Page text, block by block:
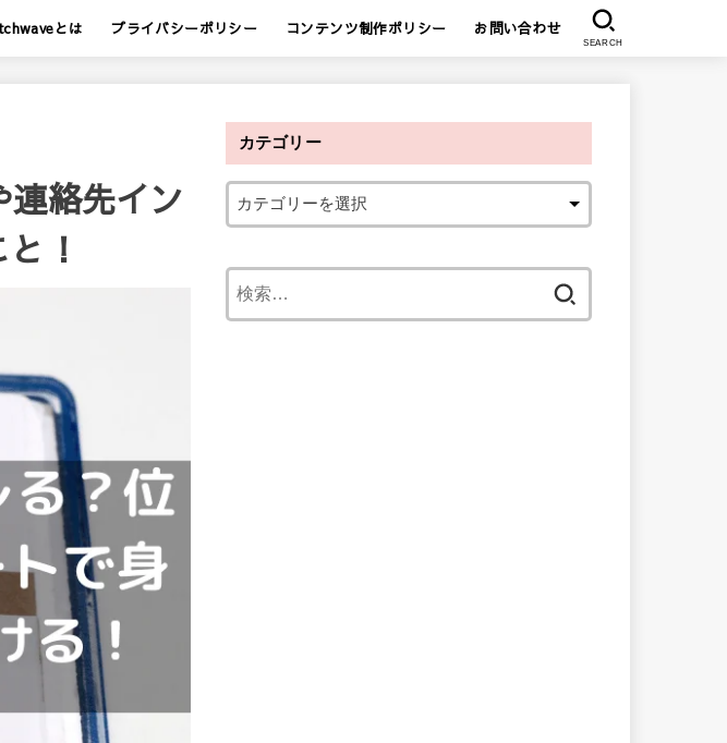
とは プライバシーポリシー コンテンツ制作ポリシー お問い合わせ
SEARCH
絡先イン
！
カテゴリー